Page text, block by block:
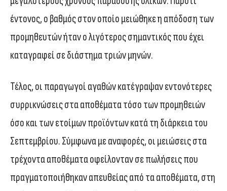
έντονος, ο βαθμός στον οποίο μειώθηκε η απόδοση των
προμηθευτών ήταν ο λιγότερος σημαντικός που έχει
καταγραφεί σε διάστημα τριών μηνών.
Τέλος, οι παραγωγοί αγαθών κατέγραψαν εντονότερες
συρρικνώσεις στα αποθέματα τόσο των προμηθειών
όσο και των ετοίμων προϊόντων κατά τη διάρκεια του
Σεπτεμβρίου. Σύμφωνα με αναφορές, οι μειώσεις στα
τρέχοντα αποθέματα οφείλονταν σε πωλήσεις που
πραγματοποιήθηκαν απευθείας από τα αποθέματα, στη